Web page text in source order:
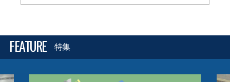
FEATURE 特集